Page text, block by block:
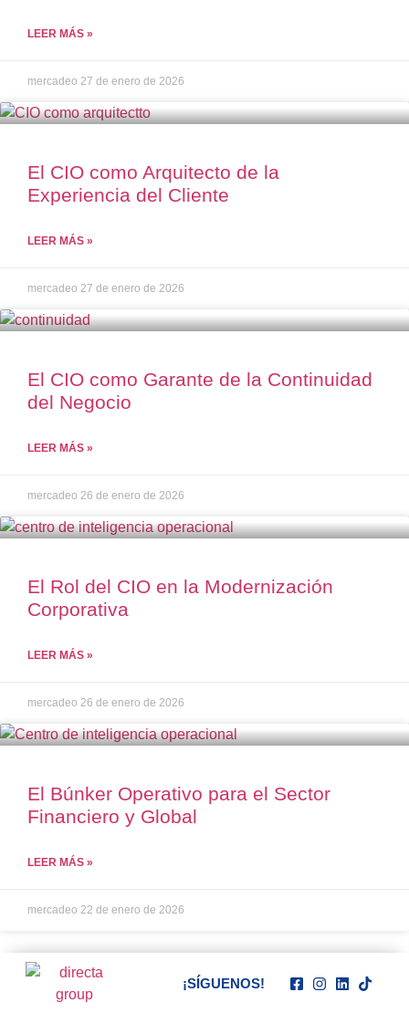
LEER MÁS »
mercadeo 27 de enero de 2026
El CIO como Arquitecto de la
Experiencia del Cliente
LEER MÁS »
mercadeo 27 de enero de 2026
El CIO como Garante de la Continuidad
del Negocio
LEER MÁS »
mercadeo 26 de enero de 2026
El Rol del CIO en la Modernización
Corporativa
LEER MÁS »
mercadeo 26 de enero de 2026
El Búnker Operativo para el Sector
Financiero y Global
LEER MÁS »
mercadeo 22 de enero de 2026
¡SÍGUENOS!